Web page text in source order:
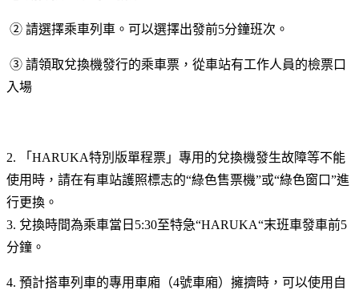
② 請選擇乘車列車。可以選擇出發前5分鐘班次。
③ 請領取兌換機發行的乘車票，從車站有工作人員的檢票口
入場
2. 「HARUKA特別版單程票」專用的兌換機發生故障等不能
使用時，請在有車站護照標志的“綠色售票機”或“綠色窗口”進
行更換。
3. 兌換時間為乘車當日5:30至特急“HARUKA“末班車發車前5
分鐘。
4. 預計搭車列車的專用車廂（4號車廂）擁擠時，可以使用自